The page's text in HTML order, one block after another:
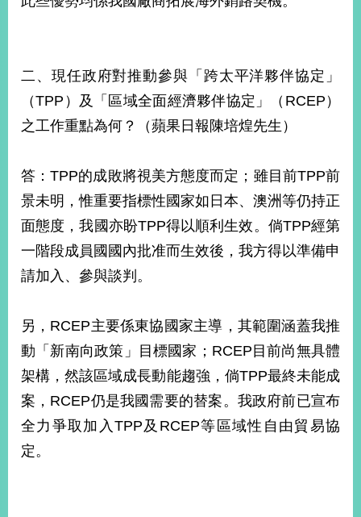
二、現任政府對推動參與「跨太平洋夥伴協定」
（TPP）及「區域全面經濟夥伴協定」（RCEP）
之工作重點為何？（蘋果日報陳培煌先生）
答：TPP的成敗將視美方態度而定；雖目前TPP前
景未明，惟重要指標性國家如日本、澳洲等仍持正
面態度，我國亦盼TPP得以順利生效。倘TPP經第
一階段成員國國內批准而生效後，我方得以準備申
請加入、參與談判。
另，RCEP主要係東協國家主導，其範圍涵蓋我推
動「新南向政策」目標國家；RCEP目前尚無具體
架構，然該區域成長動能趨強，倘TPP最終未能成
案，RCEP仍是我國需要的替案。我政府前已宣布
全力爭取加入TPP及RCEP等區域性自由貿易協
定。